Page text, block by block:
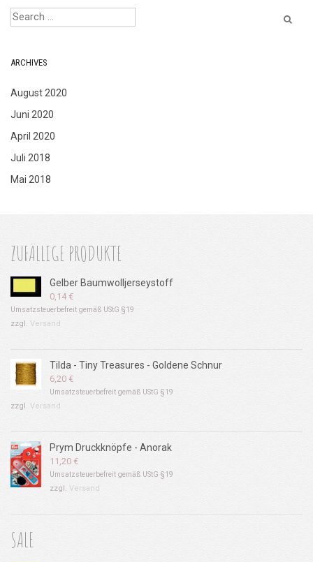
ARCHIVES
August 2020
Juni 2020
April 2020
Juli 2018
Mai 2018
ZUFÄLLIGE PRODUKTE
Gelber Baumwolljerseystoff
0,14 €
Umsatzsteuerbefreit gemäß UStG §19
zzgl. Versand
Tilda - Tiny Treasures - Goldene Schnur
6,20 €
Umsatzsteuerbefreit gemäß UStG §19
zzgl. Versand
Prym Druckknöpfe - Anorak
11,20 €
Umsatzsteuerbefreit gemäß UStG §19
zzgl. Versand
SALE